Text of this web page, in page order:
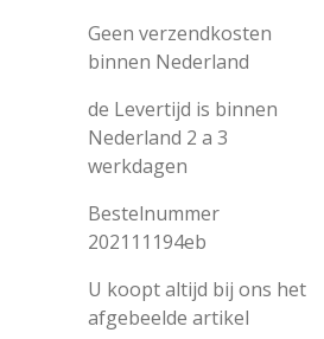
Geen verzendkosten
binnen Nederland
de Levertijd is binnen
Nederland 2 a 3
werkdagen
Bestelnummer
202111194eb
U koopt altijd bij ons het
afgebeelde artikel